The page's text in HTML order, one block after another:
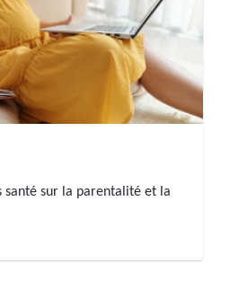
santé sur la parentalité et la